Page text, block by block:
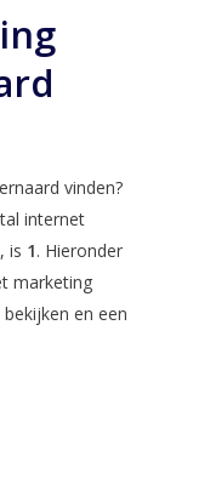
vinden?
internet
is 1. Hieronder
marketing
en een